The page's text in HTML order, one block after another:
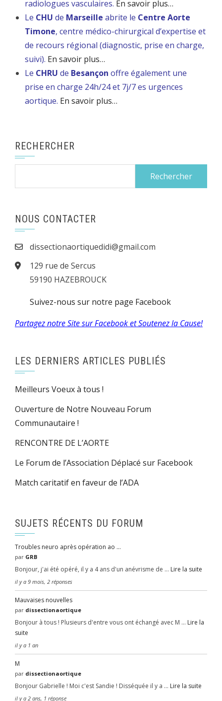
radiologues vasculaires. En savoir plus…
Le CHU de Marseille abrite le Centre Aorte
Timone, centre médico-chirurgical d’expertise et
de recours régional (diagnostic, prise en charge,
suivi). En savoir plus…
Le CHRU de Besançon offre également une
prise en charge 24h/24 et 7j/7 es urgences
aortique. En savoir plus…
RECHERCHER
NOUS CONTACTER
dissectionaortiquedidi@gmail.com
129 rue de Sercus
59190 HAZEBROUCK
Suivez-nous sur notre page Facebook
Partagez notre Site sur Facebook et Soutenez la Cause!
LES DERNIERS ARTICLES PUBLIÉS
Meilleurs Voeux à tous !
Ouverture de Notre Nouveau Forum
Communautaire !
RENCONTRE DE L’AORTE
Le Forum de l’Association Déplacé sur Facebook
Match caritatif en faveur de l’ADA
SUJETS RÉCENTS DU FORUM
Troubles neuro après opération ao …
par GRB
Bonjour, j'ai été opéré, il y a 4 ans d'un anévrisme de … Lire la suite
il y a 9 mois, 2 réponses
Mauvaises nouvelles
par dissectionaortique
Bonjour à tous ! Plusieurs d'entre vous ont échangé avec M … Lire la
suite
il y a 1 an
M
par dissectionaortique
Bonjour Gabrielle ! Moi c'est Sandie ! Disséquée il y a … Lire la suite
il y a 2 ans, 1 réponse